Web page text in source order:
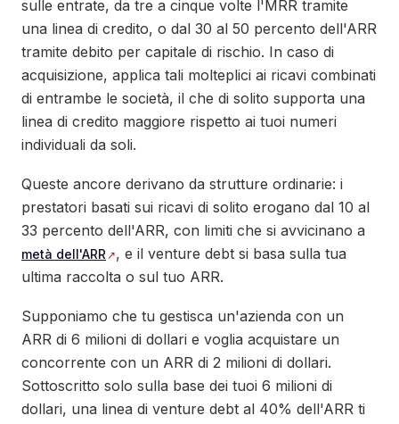
sulle entrate, da tre a cinque volte l'MRR tramite
una linea di credito, o dal 30 al 50 percento dell'ARR
tramite debito per capitale di rischio. In caso di
acquisizione, applica tali molteplici ai ricavi combinati
di entrambe le società, il che di solito supporta una
linea di credito maggiore rispetto ai tuoi numeri
individuali da soli.
Queste ancore derivano da strutture ordinarie: i
prestatori basati sui ricavi di solito erogano dal 10 al
33 percento dell'ARR, con limiti che si avvicinano a
metà dell'ARR
, e il venture debt si basa sulla tua
ultima raccolta o sul tuo ARR.
Supponiamo che tu gestisca un'azienda con un
ARR di 6 milioni di dollari e voglia acquistare un
concorrente con un ARR di 2 milioni di dollari.
Sottoscritto solo sulla base dei tuoi 6 milioni di
dollari, una linea di venture debt al 40% dell'ARR ti